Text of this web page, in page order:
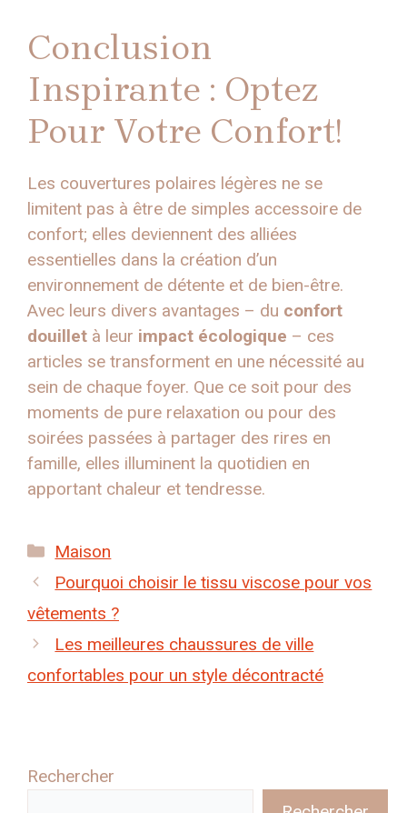
Conclusion
Inspirante : Optez
Pour Votre Confort!
Les couvertures polaires légères ne se
limitent pas à être de simples accessoire de
confort; elles deviennent des alliées
essentielles dans la création d’un
environnement de détente et de bien-être.
Avec leurs divers avantages – du confort
douillet à leur impact écologique – ces
articles se transforment en une nécessité au
sein de chaque foyer. Que ce soit pour des
moments de pure relaxation ou pour des
soirées passées à partager des rires en
famille, elles illuminent la quotidien en
apportant chaleur et tendresse.
Catégories
Maison
Pourquoi choisir le tissu viscose pour vos
vêtements ?
Les meilleures chaussures de ville
confortables pour un style décontracté
Rechercher